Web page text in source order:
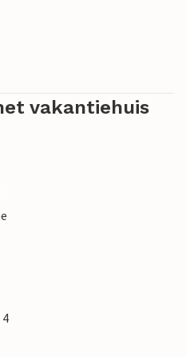
vakantiehuis